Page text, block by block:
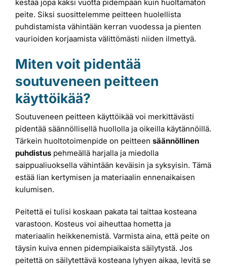
kestää jopa kaksi vuotta pidempään kuin huoltamaton
peite. Siksi suosittelemme peitteen huolellista
puhdistamista vähintään kerran vuodessa ja pienten
vaurioiden korjaamista välittömästi niiden ilmettyä.
Miten voit pidentää
soutuveneen peitteen
käyttöikää?
Soutuveneen peitteen käyttöikää voi merkittävästi
pidentää säännöllisellä huollolla ja oikeilla käytännöillä.
Tärkein huoltotoimenpide on peitteen säännöllinen
puhdistus pehmeällä harjalla ja miedolla
saippualiuoksella vähintään keväisin ja syksyisin. Tämä
estää lian kertymisen ja materiaalin ennenaikaisen
kulumisen.
Peitettä ei tulisi koskaan pakata tai taittaa kosteana
varastoon. Kosteus voi aiheuttaa hometta ja
materiaalin heikkenemistä. Varmista aina, että peite on
täysin kuiva ennen pidempiaikaista säilytystä. Jos
peitettä on säilytettävä kosteana lyhyen aikaa, levitä se